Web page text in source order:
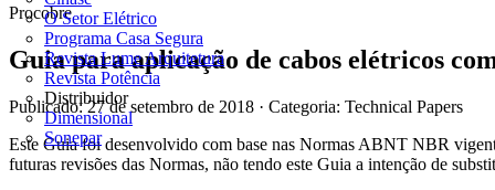
O Setor Elétrico
Programa Casa Segura
Revista Lume Arquitetura
Revista Potência
Distribuidor
Dimensional
Sonepar
Procobre
Guia para aplicação de cabos elétricos
Publicado: 27 de setembro de 2018 · Categoria: Technical Papers
Este Guia foi desenvolvido com base nas Normas ABNT NBR
futuras revisões das Normas, não tendo este Guia a intenção de